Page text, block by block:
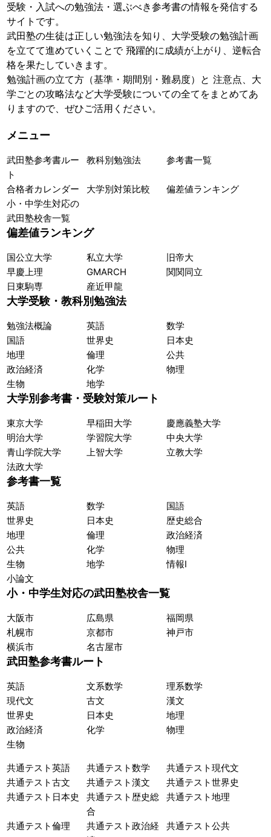
受験・入試への勉強法・選ぶべき参考書の情報を発信する
サイトです。
武田塾の生徒は正しい勉強法を知り、大学受験の勉強計画
を立てて進めていくことで 飛躍的に成績が上がり、逆転合
格を果たしていきます。
勉強計画の立て方（基準・期間別・難易度）と 注意点、大
学ごとの攻略法など大学受験についての全てをまとめてあ
りますので、ぜひご活用ください。
メニュー
武田塾参考書ルー
ト
教科別勉強法 参考書一覧
合格者カレンダー 大学別対策比較
偏差値ランキング
小・中学生対応の
武田塾校舎一覧
偏差値ランキング
国公立大学 私立大学
旧帝大
早慶上理
GMARCH
関関同立
日東駒専
産近甲龍
大学受験・教科別勉強法
勉強法概論 英語
数学
国語
世界史
日本史
地理
倫理
公共
政治経済
化学
物理
生物
地学
大学別参考書・受験対策ルート
東京大学 早稲田大学
慶應義塾大学
明治大学
学習院大学
中央大学
青山学院大学
上智大学
立教大学
法政大学
参考書一覧
英語 数学
国語
世界史
日本史
歴史総合
地理
倫理
政治経済
公共
化学
物理
生物
地学
情報Ⅰ
小論文
小・中学生対応の武田塾校舎一覧
大阪市 広島県
福岡県
札幌市
京都市
神戸市
横浜市
名古屋市
武田塾参考書ルート
英語 文系数学
理系数学
現代文
古文
漢文
世界史
日本史
地理
政治経済
化学
物理
生物
共通テスト英語 共通テスト数学
共通テスト現代文
共通テスト古文
共通テスト漢文
共通テスト世界史
共通テスト日本史
共通テスト歴史総
合
共通テスト地理
共通テスト倫理
共通テスト政治経
共通テスト公共